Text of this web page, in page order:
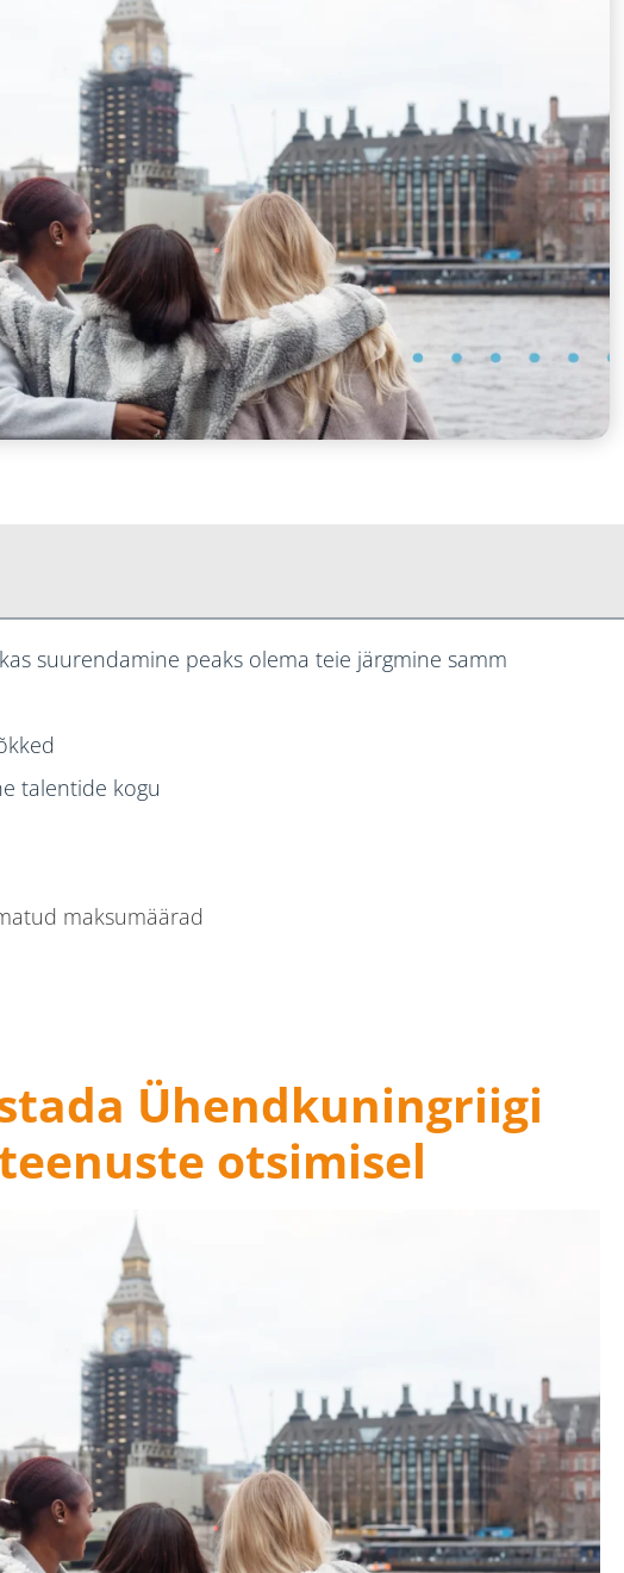
suurendamine peaks olema teie järgmine samm
talentide kogu
maksumäärad
Ühendkuningriigi
otsimisel